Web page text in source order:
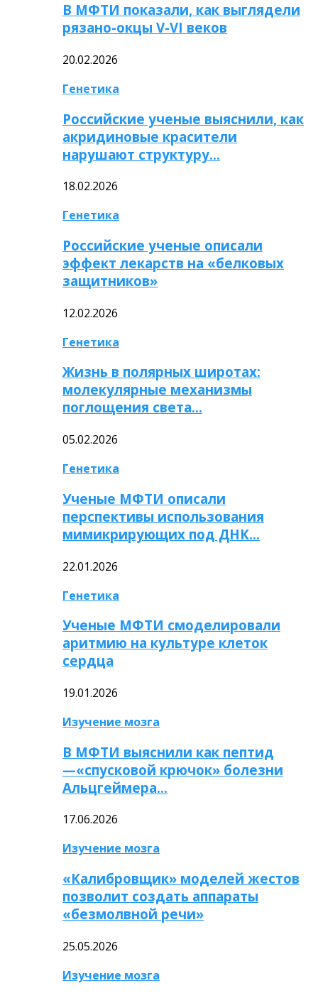
В МФТИ показали, как выглядели
рязано-окцы V-VI веков
20.02.2026
Генетика
Российские ученые выяснили, как
акридиновые красители
нарушают структуру…
18.02.2026
Генетика
Российские ученые описали
эффект лекарств на «белковых
защитников»
12.02.2026
Генетика
Жизнь в полярных широтах:
молекулярные механизмы
поглощения света…
05.02.2026
Генетика
Ученые МФТИ описали
перспективы использования
мимикрирующих под ДНК…
22.01.2026
Генетика
Ученые МФТИ смоделировали
аритмию на культуре клеток
сердца
19.01.2026
Изучение мозга
В МФТИ выяснили как пептид
—«спусковой крючок» болезни
Альцгеймера…
17.06.2026
Изучение мозга
«Калибровщик» моделей жестов
позволит создать аппараты
«безмолвной речи»
25.05.2026
Изучение мозга